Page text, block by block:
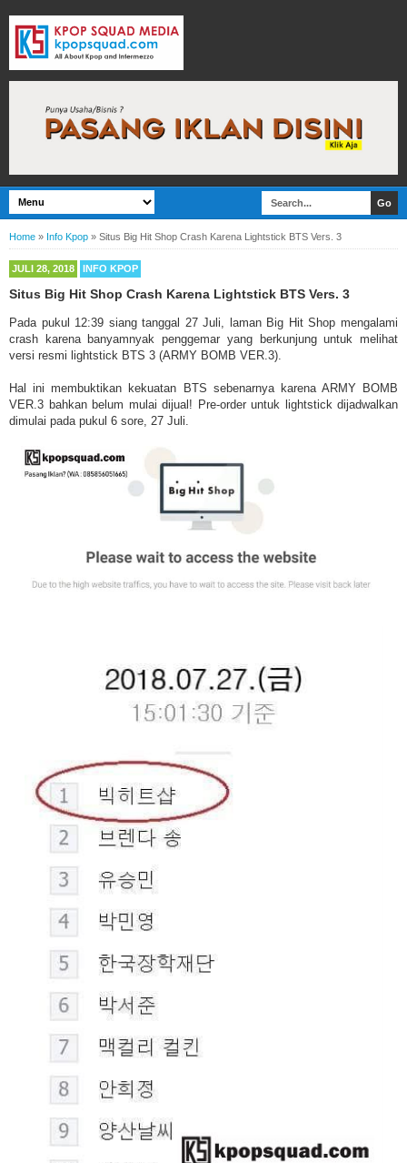
Home » Info Kpop » Situs Big Hit Shop Crash Karena Lightstick BTS Vers. 3
JULI 28, 2018 INFO KPOP
Situs Big Hit Shop Crash Karena Lightstick BTS Vers. 3
Pada pukul 12:39 siang tanggal 27 Juli, laman Big Hit Shop mengalami
crash karena banyamnyak penggemar yang berkunjung untuk melihat
versi resmi lightstick BTS 3 (ARMY BOMB VER.3).
Hal ini membuktikan kekuatan BTS sebenarnya karena ARMY BOMB
VER.3 bahkan belum mulai dijual! Pre-order untuk lightstick dijadwalkan
dimulai pada pukul 6 sore, 27 Juli.